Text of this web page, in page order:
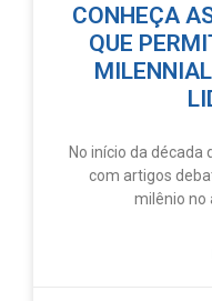
CONHEÇA
QUE
No início da
com artigos
milênio no